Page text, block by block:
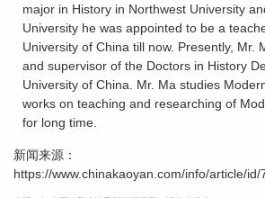
major in History in Northwest University
University he was appointed to be a
University of China till now. Presently, Mr.
and supervisor of the Doctors in History
University of China. Mr. Ma studies
works on teaching and researching of
for long time.
新闻来源：
https://www.chinakaoyan.com/info/article/id/